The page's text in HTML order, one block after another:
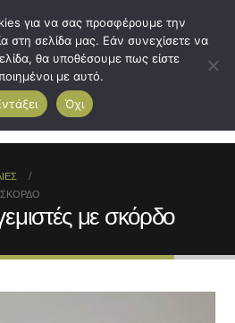
ΣΚΌΡΔΟ
με σκόρδο
για να σας προσφέρουμε την
στη σελίδα μας. Εάν συνεχίσετε να
θα υποθέσουμε πως είστε
με αυτό.
Όχι